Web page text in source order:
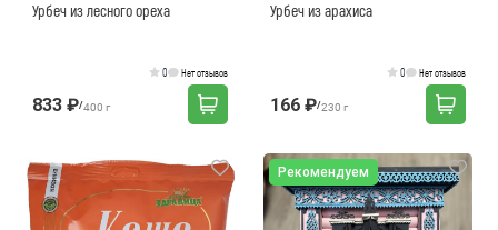
Урбеч из лесного ореха
0 Нет отзывов
833 ₽/400 г
Урбеч из арахиса
0 Нет отзывов
166 ₽/230 г
Рекомендуем